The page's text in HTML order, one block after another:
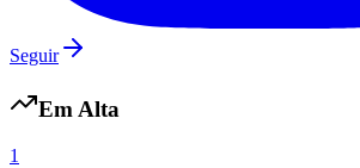
Seguir
Em Alta
1